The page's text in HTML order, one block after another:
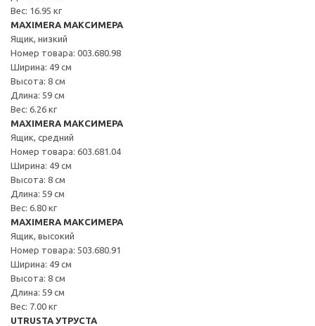
Вес: 16.95 кг
MAXIMERA МАКСИМЕРА
Ящик, низкий
Номер товара: 003.680.98
Ширина: 49 см
Высота: 8 см
Длина: 59 см
Вес: 6.26 кг
MAXIMERA МАКСИМЕРА
Ящик, средний
Номер товара: 603.681.04
Ширина: 49 см
Высота: 8 см
Длина: 59 см
Вес: 6.80 кг
MAXIMERA МАКСИМЕРА
Ящик, высокий
Номер товара: 503.680.91
Ширина: 49 см
Высота: 8 см
Длина: 59 см
Вес: 7.00 кг
UTRUSTA УТРУСТА